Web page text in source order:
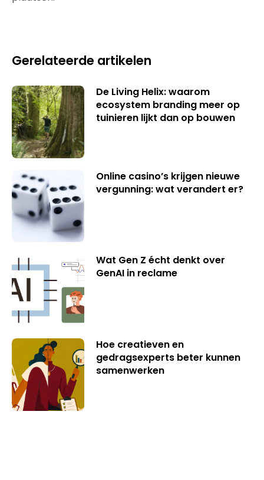
Gerelateerde artikelen
De Living Helix: waarom
ecosystem branding meer op
tuinieren lijkt dan op bouwen
Online casino’s krijgen nieuwe
vergunning: wat verandert er?
Wat Gen Z écht denkt over
GenAI in reclame
Hoe creatieven en
gedragsexperts beter kunnen
samenwerken